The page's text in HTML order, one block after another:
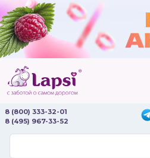
8 (800) 333-32-01
8 (495) 967-33-52